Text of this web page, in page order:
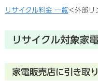
リサイクル料金 一覧＜外部リ
リサイクル対象家
家電販売店に引き取